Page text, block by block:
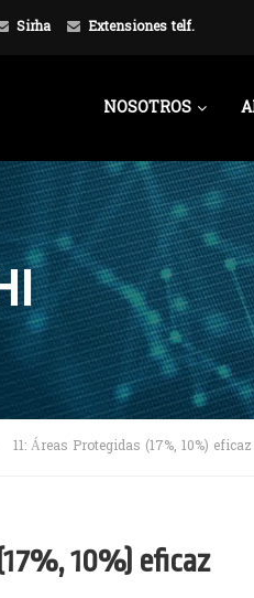
Sirha Extensiones telf.
NOSOTROS
11: Áreas Protegidas (17%, 10%) eficaz
10%) eficaz